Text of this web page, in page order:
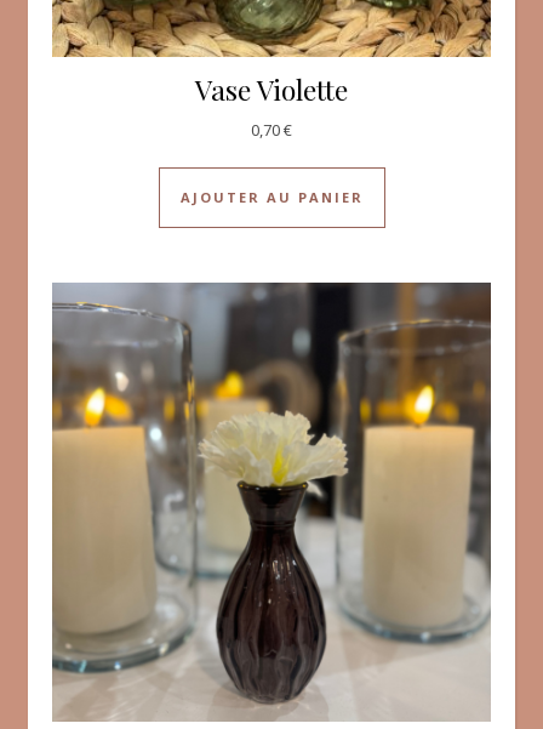
Vase Violette
0,70€
AJOUTER AU PANIER